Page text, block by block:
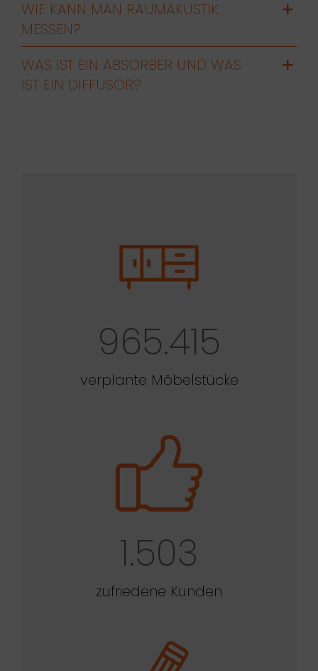
WIE KANN MAN RAUMAKUSTIK
MESSEN?
WAS IST EIN ABSORBER UND WAS
IST EIN DIFFUSOR?
965.415
verplante Möbelstücke
1.503
zufriedene Kunden